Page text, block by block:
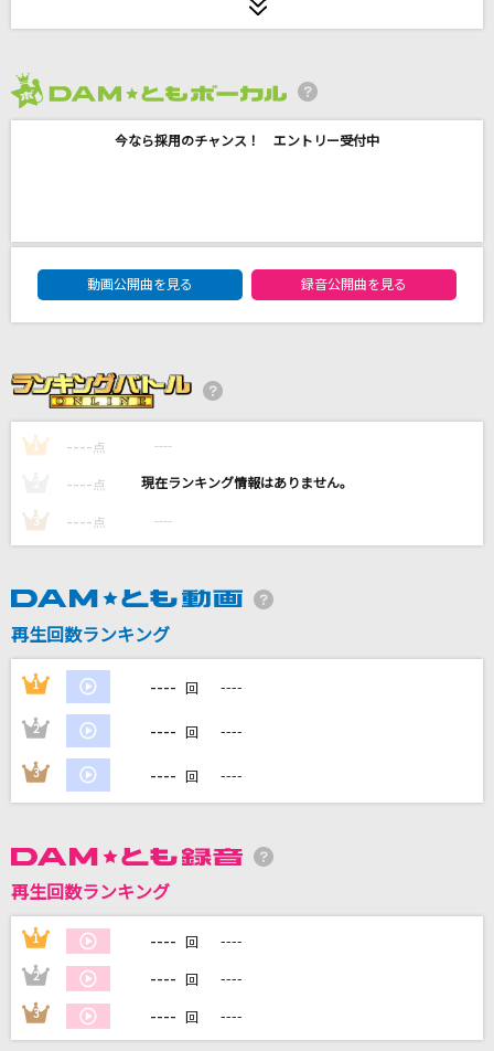
MONDO PIECE
365日の紙飛行機
40mP feat.初音ミク
Butter-Fly
Stellar Stellar
阿良々木月火(井口裕香)
カラオケ最新情報をチェック！
今なら採用のチャンス！ エントリー受付中
DAM★ともボーカルエントリーランキング
動画公開曲を見る
録音公開曲を見る
1 ---- 点 ----
---- 点 ----
3 ---- 点 ----
再生回数ランキング
1 ---- 回 ----
2 ---- 回 ----
3 ---- 回 ----
再生回数ランキング
1 ---- 回 ----
2 ---- 回 ----
3 ---- 回 ----